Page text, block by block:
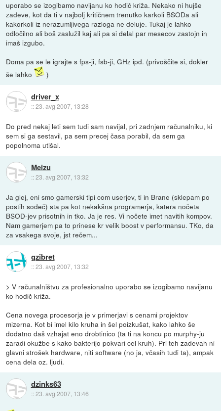
uporabo se izogibamo navijanu ko hodič križa. Nekako ni hujše
zadeve, kot da ti v najbolj kritičnem trenutko karkoli BSODa ali
kakorkoli iz nerazumljivega razloga ne deluje. Tukaj je lahko
odločilno ali boš zaslužil kaj ali pa si delal par mesecov zastojn in
imaš izgubo.
Doma pa se le igrajte s fps-ji, fsb-ji, GHz ipd. (privoščite si, dokler
še lahko
)
driver_x
::23. avg 2007, 13:28
Do pred nekaj leti sem tudi sam navijal, pri zadnjem računalniku, ki
sem si ga sestavil, pa sem precej časa porabil, da sem ga
popolnoma utišal.
Meizu
::23. avg 2007, 13:32
Ja glej, eni smo gamerski tipi com userjev, ti in Brane (sklepam po
postih sodeč) sta pa kot nekakšna programerja, katera nočeta
BSOD-jev prisotnih in tko. Ja je res. Vi nočete imet navitih kompov.
Nam gamerjem pa to prinese kr velik boost v performansu. TKo, da
za vsakega svoje, jst rečem...
gzibret
::23. avg 2007, 13:32
> V računalništvu za profesionalno uporabo se izogibamo navijanu
ko hodič križa.
Cena novega procesorja je v primerjavi s cenami projektov
mizerna. Kot bi imel kilo kruha in šel poizkušat, kako lahko še
dodatno daš vzhajat eno drobtinico (ta ti na koncu po murphy-ju
zaradi okužbe s kako bakterijo pokvari cel kruh). Pri teh zadevah ni
glavni strošek hardware, niti software (no ja, včasih tudi ta), ampak
cena dela oz. ljudi.
dzinks63
::23. avg 2007, 13:46